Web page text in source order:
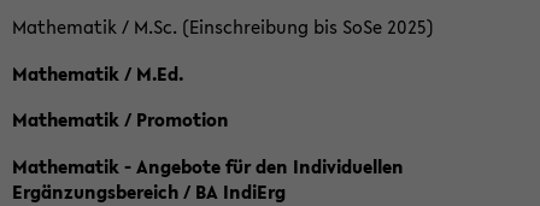
Mathematik / M.Sc. (Einschreibung bis SoSe 2025)
Mathematik / M.Ed.
Mathematik / Promotion
Mathematik - Angebote für den Individuellen
Ergänzungsbereich / BA IndiErg